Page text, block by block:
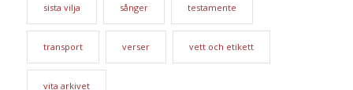
sista vilja sånger testamente
transport verser vett och etikett
vita arkivet